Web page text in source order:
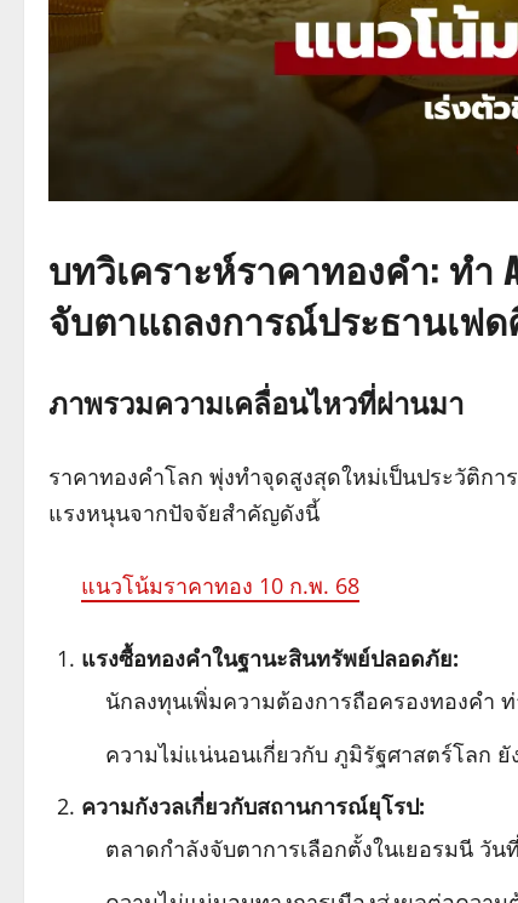
บทวิเคราะห์ราคาทองคำ: ทำ
จับตาแถลงการณ์ประธานเฟ
ภาพรวมความเคลื่อนไหวที่ผ่านมา
ราคาทองคำโลก พุ่งทำจุดสูงสุดใหม่เป็นประวัติก
แรงหนุนจากปัจจัยสำคัญดังนี้
แนวโน้มราคาทอง 10 ก.พ. 68
แรงซื้อทองคำในฐานะสินทรัพย์ปลอดภัย:
นักลงทุนเพิ่มความต้องการถือครองทองคำ
ความไม่แน่นอนเกี่ยวกับ ภูมิรัฐศาสตร์โลก
ความกังวลเกี่ยวกับสถานการณ์ยุโรป:
ตลาดกำลังจับตาการเลือกตั้งในเยอรมนี วัน